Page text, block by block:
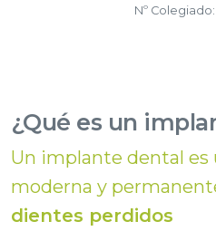
Nº
¿Qué es un
Un implante dental es
moderna y
dientes perdidos